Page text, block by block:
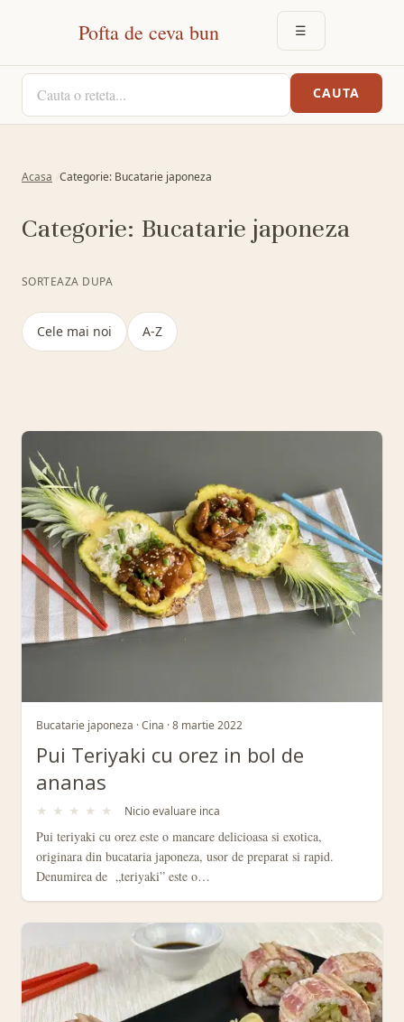
Pofta de ceva bun ☰DESCHIDE
CAUTA O RETETA
CAUTA
Acasa Categorie: Bucatarie japoneza
Categorie: Bucatarie japoneza
SORTEAZA DUPA
Cele mai noi A-Z
Retete din Categorie: Bucatarie
Bucatarie japoneza · Cina · 8 martie 2022
Pui Teriyaki cu orez in bol de
ananas
★ ★ ★ ★ ★ Nicio evaluare inca
Pui teriyaki cu orez este o mancare delicioasa si exotica,
originara din bucataria japoneza, usor de preparat si rapid.
Denumirea de „teriyaki” este o…